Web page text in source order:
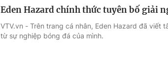
Eden Hazard chính thức tuyên bố giải
VTV.vn - Trên trang cá nhân, Eden Hazard đã viết
từ sự nghiệp bóng đá của mình.